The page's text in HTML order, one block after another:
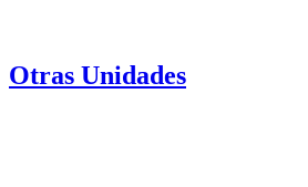
Otras Unidades